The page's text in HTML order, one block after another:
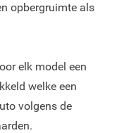
opbergruimte als
elk model een
welke een
volgens de